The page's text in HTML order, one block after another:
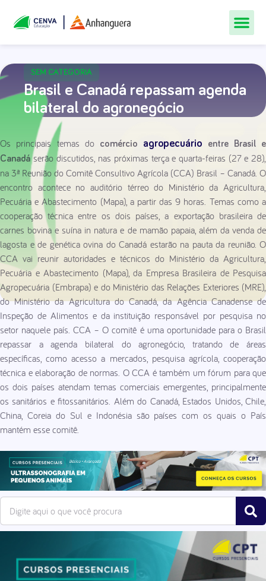
SEM CATEGORIA
Brasil e Canadá repassam agenda
bilateral do agronegócio
Os principais temas do comércio agropecuário entre Brasil e
Canadáserão discutidos, nas próximas terça e quarta-feiras (27 e 28),
na 3ª Reunião do Comitê Consultivo Agrícola (CCA) Brasil – Canadá. O
encontro acontece no auditório térreo do Ministério da Agricultura,
Pecuária e Abastecimento (Mapa), a partir das 9 horas. Temas como a
cooperação técnica entre os dois países, a exportação brasileira de
carnes bovina e suína in natura e de mamão papaia, além da venda de
lagosta e de genética ovina do Canadá estarão na pauta da reunião. O
CCA vai reunir autoridades e técnicos do Ministério da Agricultura,
Pecuária e Abastecimento (Mapa), da Empresa Brasileira de Pesquisa
Agropecuária (Embrapa) e do Ministério das Relações Exteriores (MRE),
do Ministério da Agricultura do Canadá, da Agência Canadense de
Inspeção de Alimentos e da instituição responsável por pesquisa no
setor naquele país. CCA – O comitê é uma oportunidade para o Brasil
repassar a agenda bilateral do agronegócio, tratando de áreas
específicas, como acesso a mercados, pesquisa agrícola, cooperação
técnica e elaboração de normas. O CCA é também um fórum para que
os dois países atendam temas comerciais emergentes, principalmente
os sanitários e fitossanitários. Além do Canadá, Estados Unidos, Chile,
China, Coreia do Sul e Indonésia são países com os quais o País
mantém esse comitê.